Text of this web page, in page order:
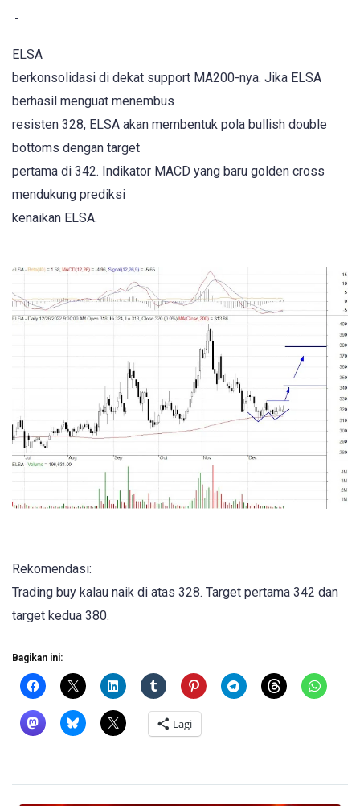
ELSA
berkonsolidasi di dekat support MA200-nya. Jika ELSA
berhasil menguat menembus
resisten 328, ELSA akan membentuk pola bullish double
bottoms dengan target
pertama di 342. Indikator MACD yang baru golden cross
mendukung prediksi
kenaikan ELSA.
Rekomendasi:
Trading buy kalau naik di atas 328. Target pertama 342 dan
target kedua 380.
Bagikan ini:
Lagi